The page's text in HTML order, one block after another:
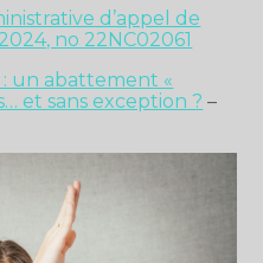
d’appel de
no 22NC02061
un abattement «
et sans exception ? –